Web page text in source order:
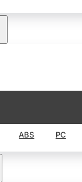
ABS PC